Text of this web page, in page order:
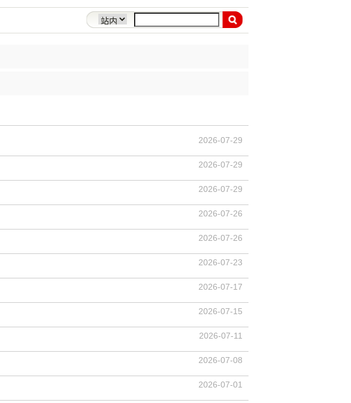
2026-07-29
2026-07-29
2026-07-29
2026-07-26
2026-07-26
2026-07-23
2026-07-17
2026-07-15
2026-07-11
2026-07-08
2026-07-01